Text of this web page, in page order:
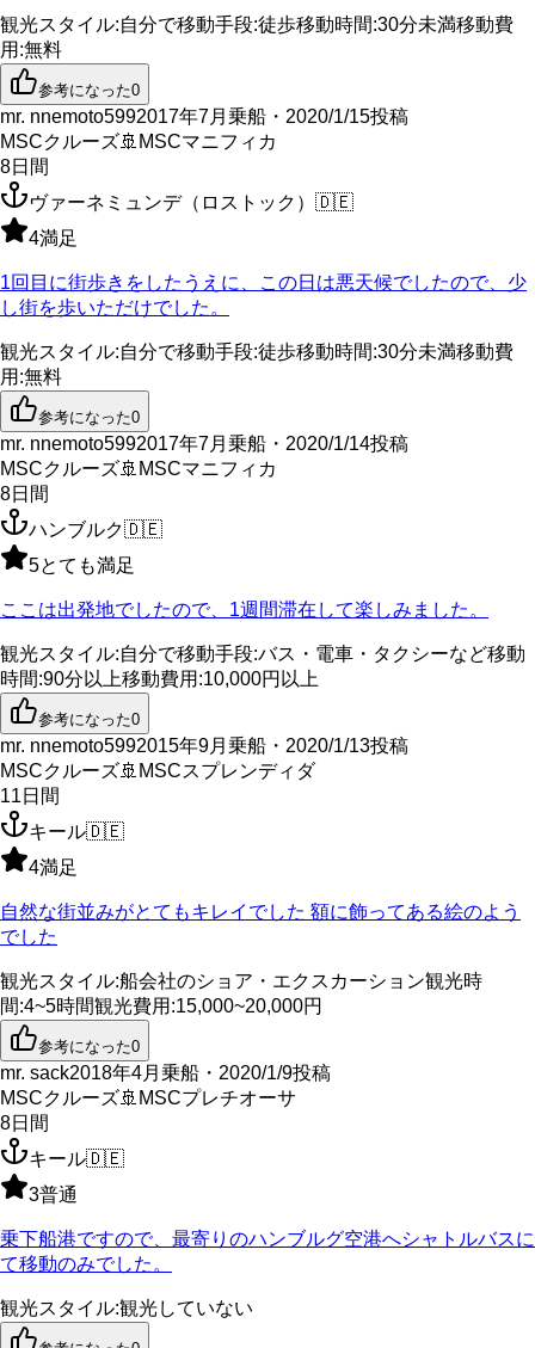
観光スタイル:自分で移動手段:徒歩移動時間:30分未満移動費
用 :無料
参考になった0
mr. nnemoto5992017年7月乗船・2020/1/15投稿
MSCクルーズ🚢 MSCマニフィカ
8日間
ヴァーネミュンデ（ロストック） 🇩🇪
4満足
1回目に街歩きをしたうえに、この日は悪天候でしたので、少
し街を歩いただけでした。
観光スタイル:自分で移動手段:徒歩移動時間:30分未満移動費
用 :無料
参考になった0
mr. nnemoto5992017年7月乗船・2020/1/14投稿
MSCクルーズ🚢 MSCマニフィカ
8日間
ハンブルク🇩🇪
5とても満足
ここは出発地でしたので、1週間滞在して楽しみました。
観光スタイル:自分で移動手段:バス・電車・タクシーなど移動
時間:90分以上移動費用 :10,000円以上
参考になった0
mr. nnemoto5992015年9月乗船・2020/1/13投稿
MSCクルーズ🚢 MSCスプレンディダ
11 日間
キール🇩🇪
4満足
自然な街並みがとてもキレイでした 額に飾ってある絵のよう
でした
観光スタイル:船会社のショア・エクスカーション観光時
間:4~5時間観光費用 :15,000~20,000円
参考になった0
mr. sack2018年4月乗船・2020/1/9投稿
MSCクルーズ🚢 MSCプレチオーサ
8日間
キール🇩🇪
3普通
乗下船港ですので、最寄りのハンブルグ空港へシャトルバスに
て移動のみでした。
観光スタイル:観光していない